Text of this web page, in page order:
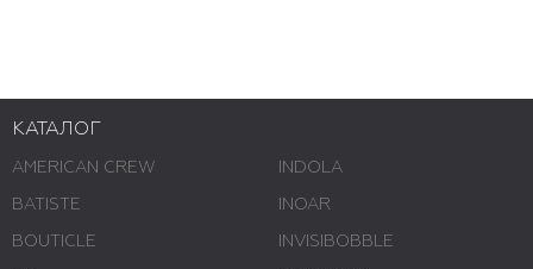
КАТАЛОГ
AMERICAN CREW
BATISTE
BOUTICLE
INDOLA
INOAR
INVISIBOBBLE